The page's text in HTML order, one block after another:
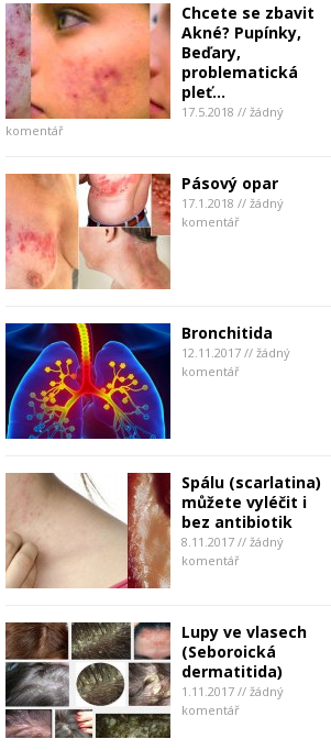
Chcete se zbavit
Akné? Pupínky,
Beďary,
problematická
pleť…
17.5.2018 // žádný
komentář
Pásový opar
17.1.2018 // žádný
komentář
Bronchitida
12.11.2017 // žádný
komentář
Spálu (scarlatina)
můžete vyléčit i
bez antibiotik
8.11.2017 // žádný
komentář
Lupy ve vlasech
(Seboroická
dermatitida)
1.11.2017 // žádný
komentář